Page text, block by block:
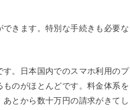
きます。特別な手続きも必要な
。日本国内でのスマホ利用のプ
のがほとんどです。料金体系を
とから数十万円の請求がきてし